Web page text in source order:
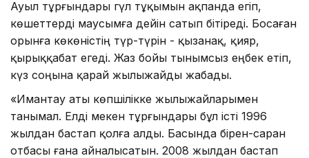
Ауыл тұрғындары гүл тұқымын ақпанда егіп,
көшеттерді маусымға дейін сатып бітіреді. Босаған
орынға көкөністің түр-түрін - қызанақ, қияр,
қырыққабат егеді. Жаз бойы тынымсыз еңбек етіп,
күз соңына қарай жылыжайды жабады.
«Имантау аты көпшілікке жылыжайларымен
танымал. Елді мекен тұрғындары бұл істі 1996
жылдан бастап қолға алды. Басында бірен-саран
отбасы ғана айналысатын. 2008 жылдан бастап